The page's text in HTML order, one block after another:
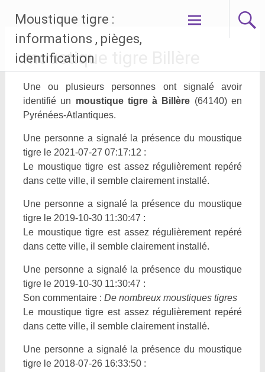
contenu
Moustique tigre :
informations , pièges,
identification
moustique tigre Billère
Une ou plusieurs personnes ont signalé avoir
identifié un moustique tigre à Billère (64140) en
Pyrénées-Atlantiques.
Une personne a signalé la présence du moustique
tigre le 2021-07-27 07:17:12 :
Le moustique tigre est assez régulièrement repéré
dans cette ville, il semble clairement installé.
Une personne a signalé la présence du moustique
tigre le 2019-10-30 11:30:47 :
Le moustique tigre est assez régulièrement repéré
dans cette ville, il semble clairement installé.
Une personne a signalé la présence du moustique
tigre le 2019-10-30 11:30:47 :
Son commentaire : De nombreux moustiques tigres
Le moustique tigre est assez régulièrement repéré
dans cette ville, il semble clairement installé.
Une personne a signalé la présence du moustique
tigre le 2018-07-26 16:33:50 :